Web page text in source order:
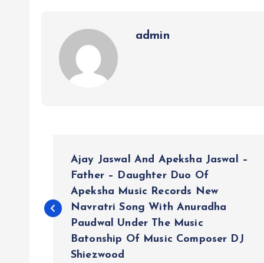
admin
s
Ajay Jaswal And Apeksha Jaswal –
Father – Daughter Duo Of
Apeksha Music Records New
Navratri Song With Anuradha
Paudwal Under The Music
Batonship Of Music Composer DJ
Shiezwood